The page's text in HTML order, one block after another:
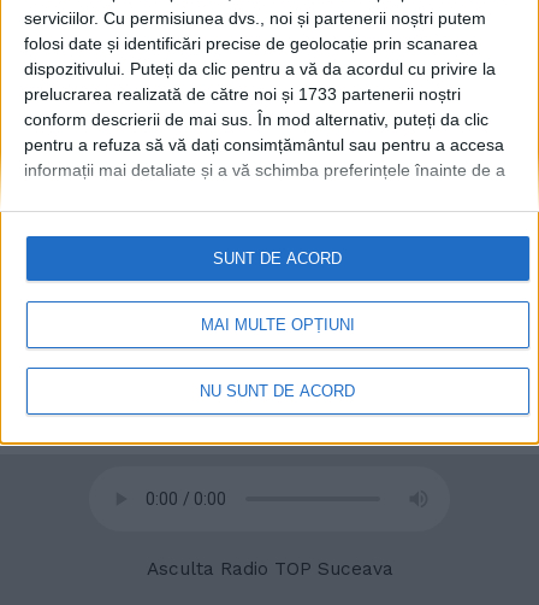
serviciilor. Cu permisiunea dvs., noi și partenerii noștri putem
folosi date și identificări precise de geolocație prin scanarea
dispozitivului. Puteți da clic pentru a vă da acordul cu privire la
prelucrarea realizată de către noi și 1733 partenerii noștri
conform descrierii de mai sus. În mod alternativ, puteți da clic
pentru a refuza să vă dați consimțământul sau pentru a accesa
informații mai detaliate și a vă schimba preferințele înainte de a
retrageți consimțământul în orice moment, revenind la acest site
și făcând clic pe butonul "Confidențialitate" din partea de jos a
paginii web.
MAI MULTE OPȚIUNI
NU SUNT DE ACORD
SUNT DE ACORD
© 2020 Radio TOP Suceava 104 FM
Asculta Radio TOP Suceava